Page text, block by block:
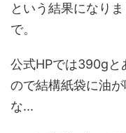
という結果になり
で。
公式HPでは390gと
ので結構紙袋に油
な...